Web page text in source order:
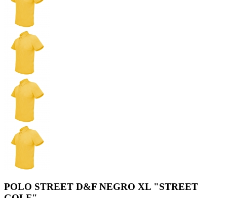
POLO STREET D&F NEGRO XL "STREET